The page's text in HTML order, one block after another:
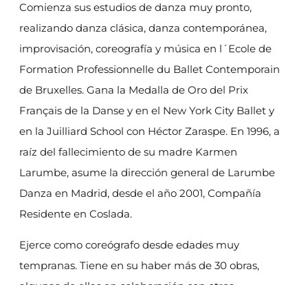
Comienza sus estudios de danza muy pronto,
realizando danza clásica, danza contemporánea,
improvisación, coreografía y música en l´Ecole de
Formation Professionnelle du Ballet Contemporain
de Bruxelles. Gana la Medalla de Oro del Prix
Français de la Danse y en el New York City Ballet y
en la Juilliard School con Héctor Zaraspe. En 1996, a
raíz del fallecimiento de su madre Karmen
Larumbe, asume la dirección general de Larumbe
Danza en Madrid, desde el año 2001, Compañía
Residente en Coslada.
Ejerce como coreógrafo desde edades muy
tempranas. Tiene en su haber más de 30 obras,